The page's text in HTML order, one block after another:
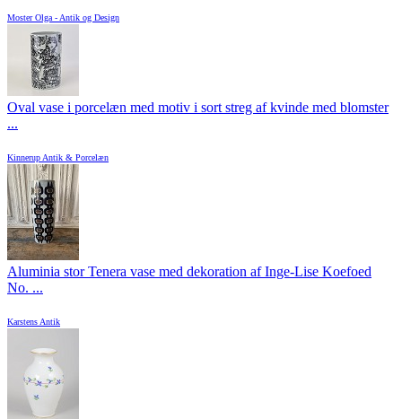
Moster Olga - Antik og Design
Oval vase i porcelæn med motiv i sort streg af kvinde med blomster
...
Kinnerup Antik & Porcelæn
Aluminia stor Tenera vase med dekoration af Inge-Lise Koefoed
No. ...
Karstens Antik